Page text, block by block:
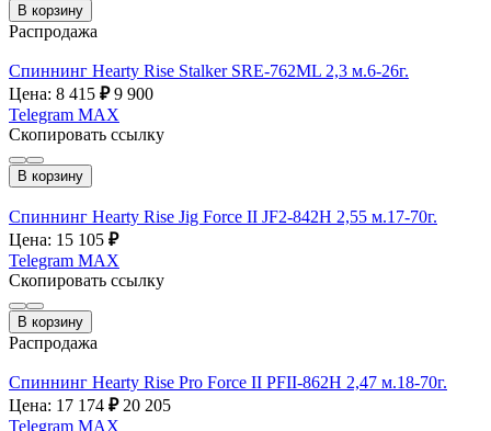
В корзину
Распродажа
Спиннинг Hearty Rise Stalker SRE-762ML 2,3 м.6-26г.
Цена: 8 415 ₽ 9 900
Telegram MAX
Скопировать ссылку
В корзину
Спиннинг Hearty Rise Jig Force II JF2-842H 2,55 м.17-70г.
Цена: 15 105 ₽
Telegram MAX
Скопировать ссылку
В корзину
Распродажа
Спиннинг Hearty Rise Pro Force II PFII-862H 2,47 м.18-70г.
Цена: 17 174 ₽ 20 205
Telegram MAX